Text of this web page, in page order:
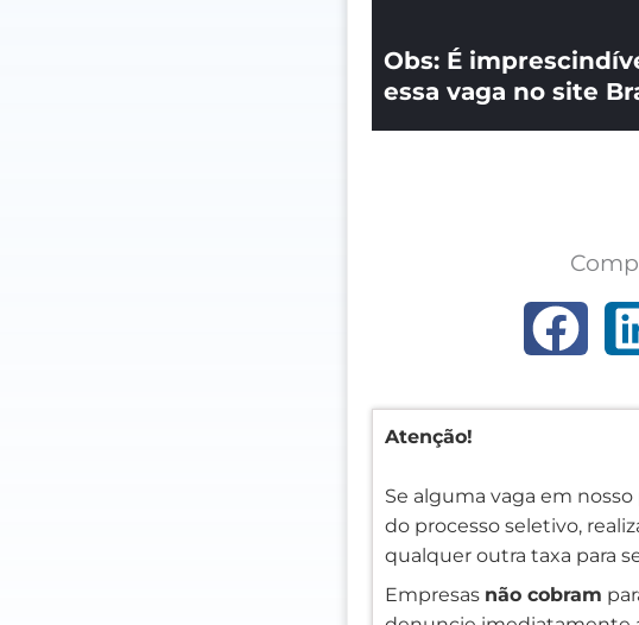
Obs: É
essa vaga no site
Atenção!
Se alguma vaga em
do processo seletivo,
qualquer outra taxa para
Empresas não cobram